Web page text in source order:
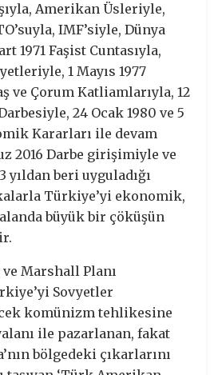
Amerikan Üsleriyle,
IMF’siyle, Dünya
1971 Faşist Cuntasıyla,
1 Mayıs 1977
ve Çorum Katliamlarıyla, 12
24 Ocak 1980 ve 5
Kararları ile devam
2016 Darbe girişimiyle ve
yıldan beri uyguladığı
Türkiye’yi ekonomik,
büyük bir çöküşün
Marshall Planı
Sovyetler
komünizm tehlikesine
ile pazarlanan, fakat
bölgedeki çıkarlarını